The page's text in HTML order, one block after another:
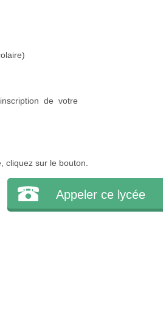
de votre
cliquez sur le bouton.
Appeler ce lycée